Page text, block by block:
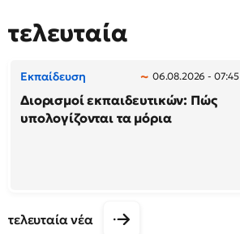
τελευταία
Εκπαίδευση 06.08.2026 - 07:45
Διορισμοί εκπαιδευτικών: Πώς
υπολογίζονται τα μόρια
τελευταία νέα